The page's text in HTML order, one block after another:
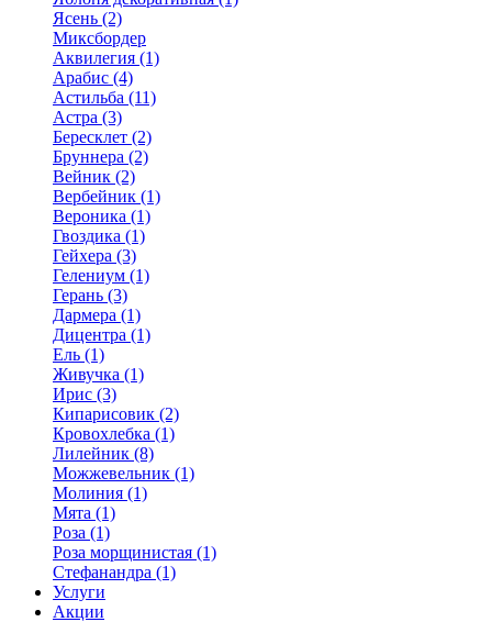
Ясень (2)
Миксбордер
Аквилегия (1)
Арабис (4)
Астильба (11)
Астра (3)
Бересклет (2)
Бруннера (2)
Вейник (2)
Вербейник (1)
Вероника (1)
Гвоздика (1)
Гейхера (3)
Гелениум (1)
Герань (3)
Дармера (1)
Дицентра (1)
Ель (1)
Живучка (1)
Ирис (3)
Кипарисовик (2)
Кровохлебка (1)
Лилейник (8)
Можжевельник (1)
Молиния (1)
Мята (1)
Роза (1)
Роза морщинистая (1)
Стефанандра (1)
Услуги
Акции